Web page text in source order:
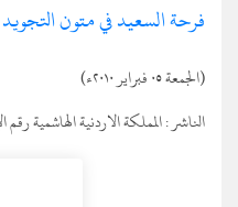
فرحة السعيد في متون التجويد
(الجمعة ٠٥ فبراير ٢٠١٠ء)
الناشر :المملكة الاردنية الهاشمية رقم